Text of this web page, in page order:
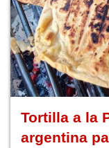
Tortilla a la
argentina